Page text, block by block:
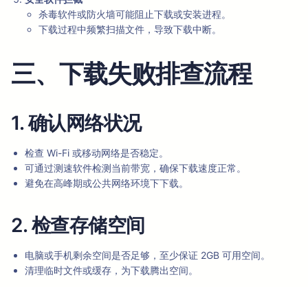
杀毒软件或防火墙可能阻止下载或安装进程。
下载过程中频繁扫描文件，导致下载中断。
三、下载失败排查流程
1. 确认网络状况
检查 Wi-Fi 或移动网络是否稳定。
可通过测速软件检测当前带宽，确保下载速度正常。
避免在高峰期或公共网络环境下下载。
2. 检查存储空间
电脑或手机剩余空间是否足够，至少保证 2GB 可用空间。
清理临时文件或缓存，为下载腾出空间。